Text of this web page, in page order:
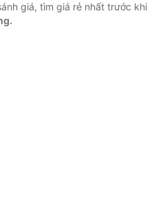
giá, tìm giá rẻ nhất trước khi